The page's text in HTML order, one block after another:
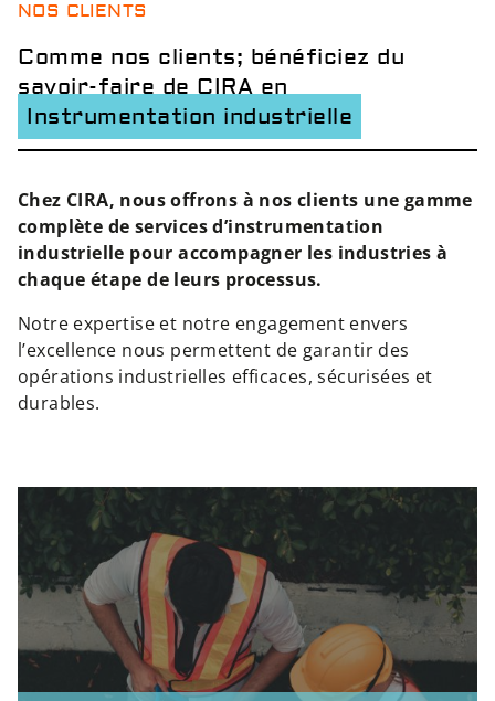
NOS CLIENTS
Comme nos clients; bénéficiez du
savoir-faire de CIRA en
Instrumentation industrielle
Chez CIRA, nous offrons à nos clients une gamme
complète de services d’instrumentation
industrielle pour accompagner les industries à
chaque étape de leurs processus.
Notre expertise et notre engagement envers
l’excellence nous permettent de garantir des
opérations industrielles efficaces, sécurisées et
durables.